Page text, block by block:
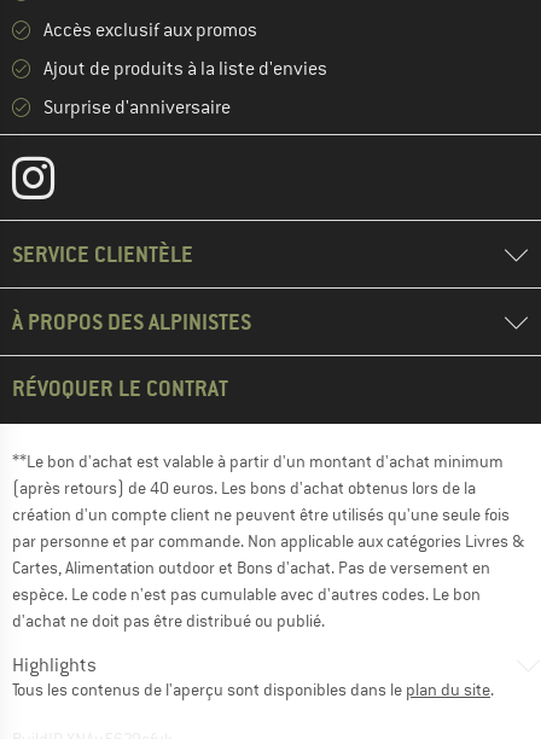
Accès exclusif aux promos
Ajout de produits à la liste d'envies
Surprise d'anniversaire
SERVICE CLIENTÈLE
À PROPOS DES ALPINISTES
RÉVOQUER LE CONTRAT
**Le bon d'achat est valable à partir d'un montant d'achat minimum
(après retours) de 40 euros. Les bons d'achat obtenus lors de la
création d'un compte client ne peuvent être utilisés qu'une seule fois
par personne et par commande. Non applicable aux catégories Livres &
Cartes, Alimentation outdoor et Bons d'achat. Pas de versement en
espèce. Le code n'est pas cumulable avec d'autres codes. Le bon
d'achat ne doit pas être distribué ou publié.
Highlights
Tous les contenus de l'aperçu sont disponibles dans le plan du site.